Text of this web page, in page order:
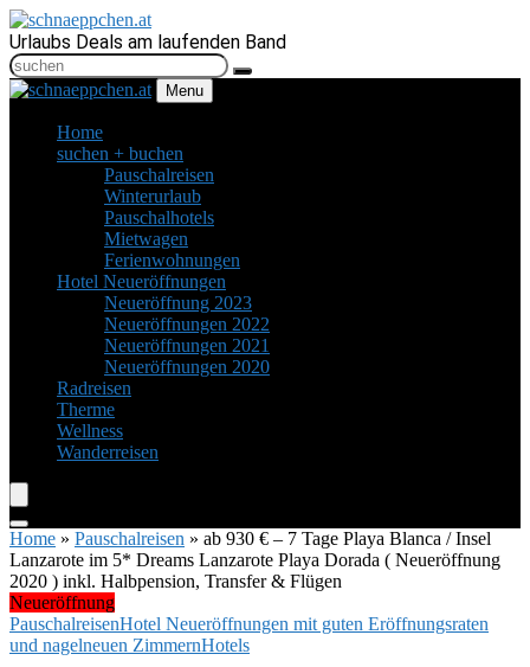
Urlaubs Deals am laufenden Band
Menu
Home
suchen + buchen
Pauschalreisen
Winterurlaub
Pauschalhotels
Mietwagen
Ferienwohnungen
Hotel Neueröffnungen
Neueröffnung 2023
Neueröffnungen 2022
Neueröffnungen 2021
Neueröffnungen 2020
Radreisen
Therme
Wellness
Wanderreisen
Home » Pauschalreisen » ab 930 € – 7 Tage Playa Blanca / Insel
Lanzarote im 5* Dreams Lanzarote Playa Dorada ( Neueröffnung
2020 ) inkl. Halbpension, Transfer & Flügen
Neueröffnung
PauschalreisenHotel Neueröffnungen mit guten Eröffnungsraten
und nagelneuen ZimmernHotels